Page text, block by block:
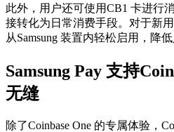
此外，用户还可使用CB1 卡进行
接转化为日常消费手段。对于新
从Samsung 装置内轻松启用，降低
Samsung Pay 支持
无缝
除了Coinbase One 的专属体验，